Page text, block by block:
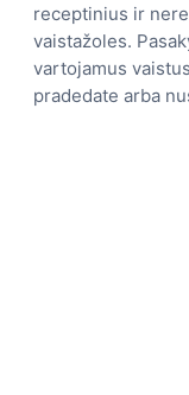
receptinius ir
vaistažoles.
vartojamus
pradedate arba